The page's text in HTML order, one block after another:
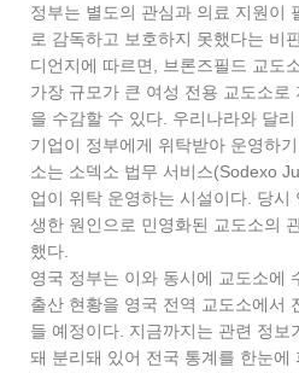
정부는 별도의 관심과 의료 지원이
로 감독하고 보호하지 못했다는 비
디언지에 따르면, 브론즈필드 교도
가장 규모가 큰 여성 전용 교도소로
을 수감할 수 있다. 우리나라와 달
기업이 정부에게 위탁받아 운영하
소는 소덱소 법무 서비스(Sodexo
업이 위탁 운영하는 시설이다. 당
생한 원인으로 민영화된 교도소의
했다.
영국 정부는 이와 동시에 교도소에
출산 현황을 영국 전역 교도소에서
들 예정이다. 지금까지는 관련 정보
돼 분리돼 있어 전국 통계를 한눈에